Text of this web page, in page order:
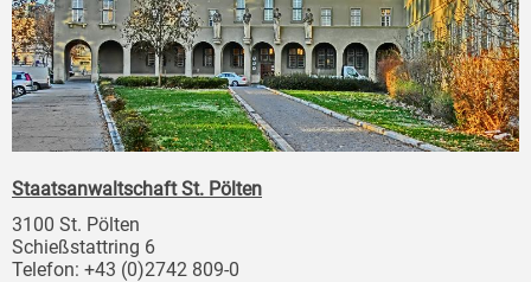
Staatsanwaltschaft St. Pölten
3100 St. Pölten
Schießstattring 6
Telefon: +43 (0)2742 809-0